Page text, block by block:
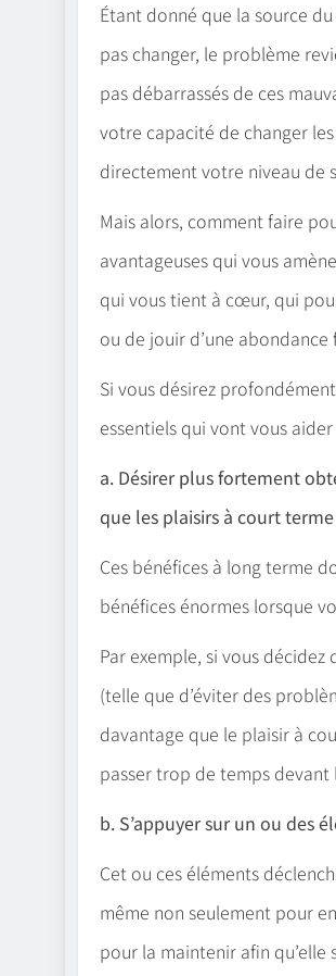
Étant donné que la source
pas changer, le problème
pas débarrassés de ces
votre capacité de changer
directement votre niveau de
Mais alors, comment faire
avantageuses qui vous
qui vous tient à cœur, qui
ou de jouir d’une abondance
Si vous désirez
essentiels qui vont vous
a. Désirer plus fortement
que les plaisirs à court
Ces bénéfices à long terme
bénéfices énormes lorsque
Par exemple, si vous
(telle que d’éviter des
davantage que le plaisir à
passer trop de temps devant
b. S’appuyer sur un ou des
Cet ou ces éléments
même non seulement pour
pour la maintenir afin qu’elle